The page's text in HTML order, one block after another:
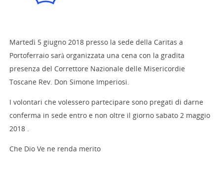
Martedì 5 giugno 2018 presso la sede della Caritas a
Portoferraio sarà organizzata una cena con la gradita
presenza del Correttore Nazionale delle Misericordie
Toscane Rev. Don Simone Imperiosi.
I volontari che volessero partecipare sono pregati di darne
conferma in sede entro e non oltre il giorno sabato 2 maggio
2018 .
Che Dio Ve ne renda merito